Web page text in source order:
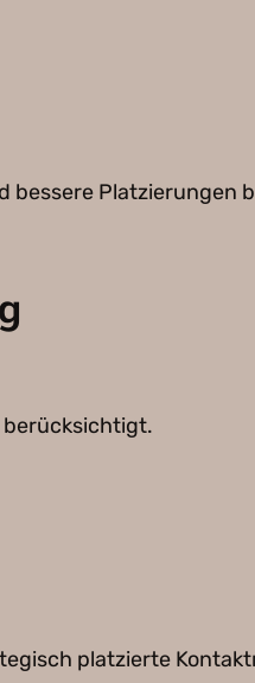
bessere Platzierungen
berücksichtigt.
platzierte